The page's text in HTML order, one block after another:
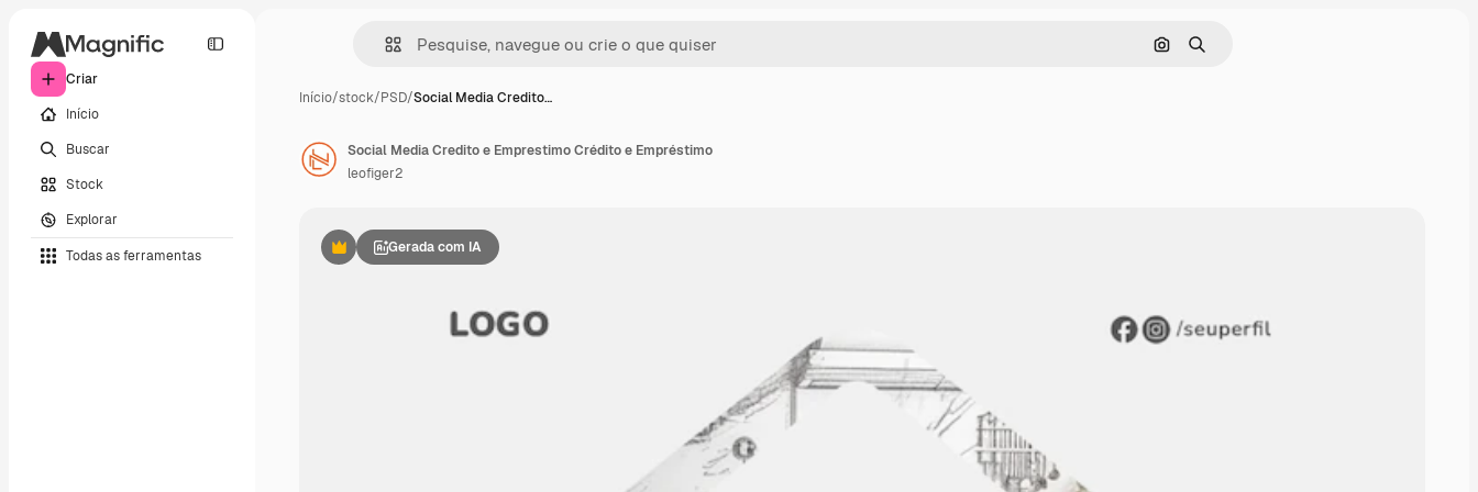
Criar
Início
Buscar
Stock
Explorar
Todas as ferramentas
Pesquisar por imagem
Buscar
Início/stock/PSD/Social Media Credito…
PremiumGerada com IA
Social Media Credito e Emprestimo Crédito e Empréstimo
leofiger2